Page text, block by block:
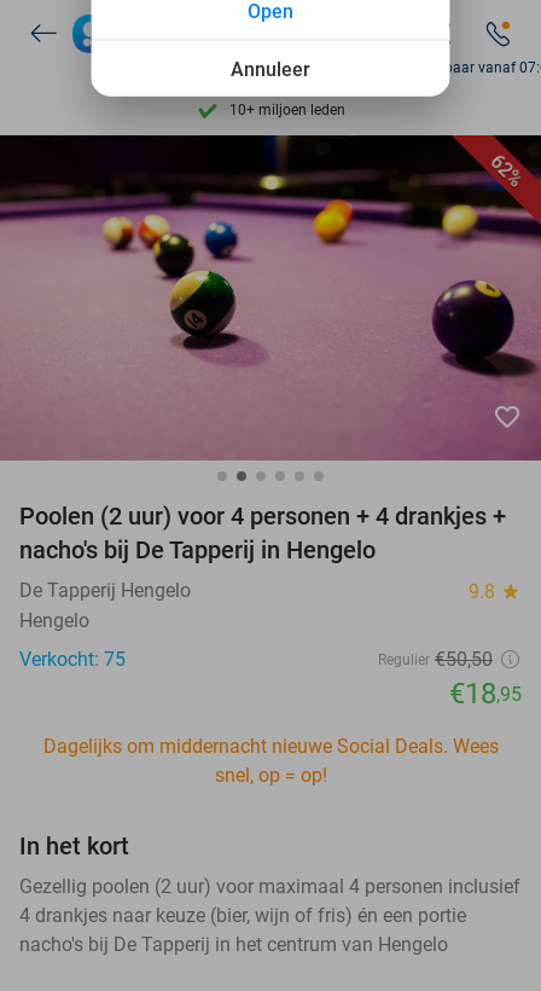
Ontdek 15.000+ deals
7 dagen per week beschikbaar
10+ miljoen leden
205.978 reviews
Ontdek 15.000+ deals
7 dagen per week beschikbaar
10+ miljoen leden
Bereikbaar vanaf
62%
favorite_border
Poolen (2 uur) voor 4 personen + 4 drankjes +
nacho's bij De Tapperij in Hengelo
De Tapperij Hengelo 9.8 star
Hengelo
Verkocht: 75
Regulier €50,50
€18,95
Dagelijks om middernacht nieuwe Social Deals. Wees
snel, op = op!
In het kort
Gezellig poolen (2 uur) voor maximaal 4 personen inclusief
4 drankjes naar keuze (bier, wijn of fris) én een portie
nacho's bij De Tapperij in het centrum van Hengelo
Annuleer
Open